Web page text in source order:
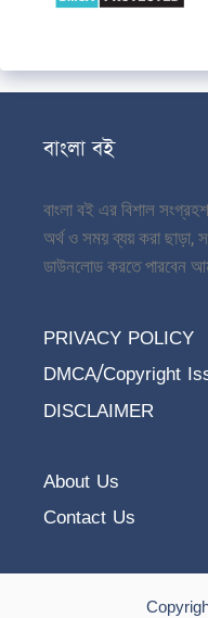
বাংলা বই
বাংলা বই এর বিশাল
অর্থ ও সময় ব্যয় করা ছাড়া,
ডাউনলোড করতে পারবেন
PRIVACY POLICY
DMCA/Copyright
DISCLAIMER
About Us
Contact Us